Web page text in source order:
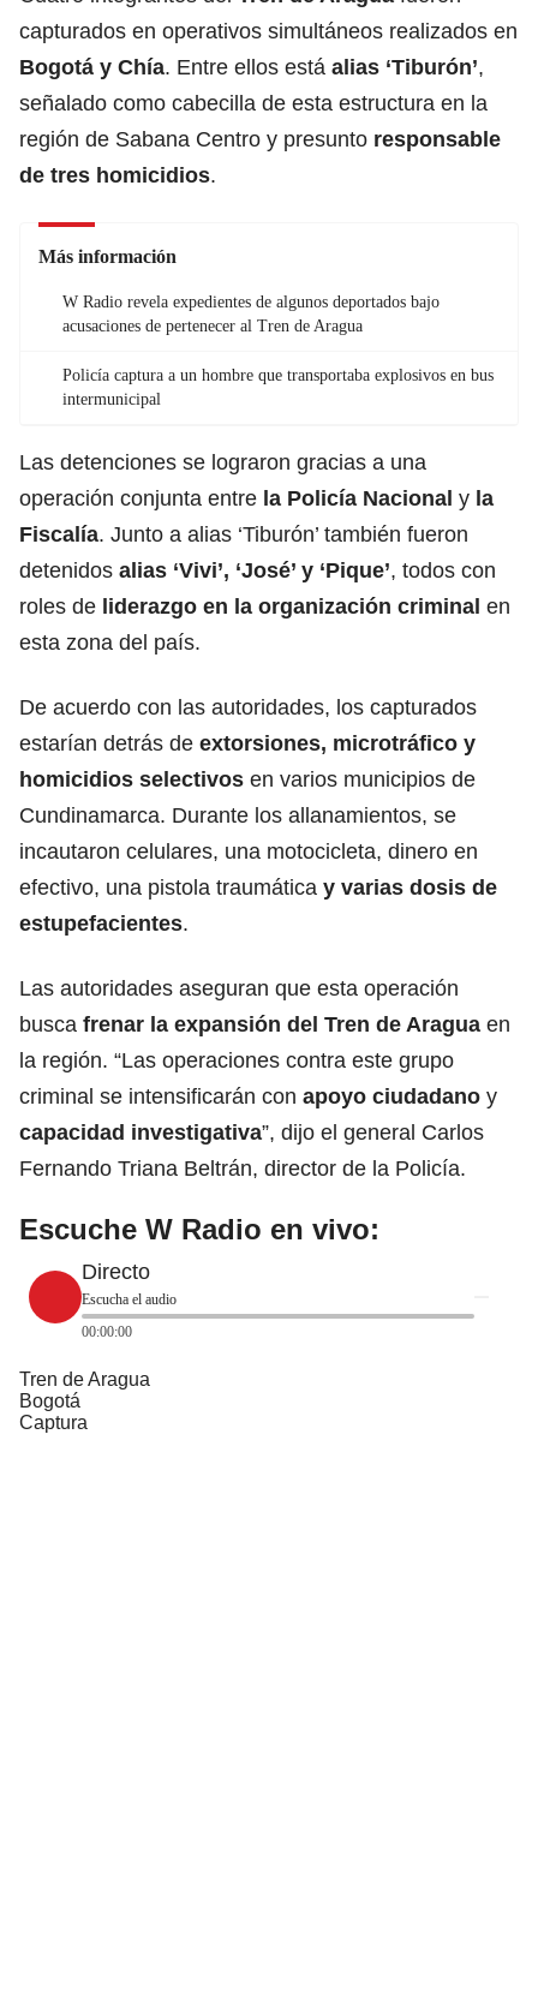
capturados en operativos simultáneos realizados en
Bogotá y Chía. Entre ellos está alias ‘Tiburón’,
señalado como cabecilla de esta estructura en la
región de Sabana Centro y presunto responsable
de tres homicidios.
Más información
W Radio revela expedientes de algunos deportados bajo
acusaciones de pertenecer al Tren de Aragua
Policía captura a un hombre que transportaba explosivos en bus
intermunicipal
Las detenciones se lograron gracias a una
operación conjunta entre la Policía Nacional y la
Fiscalía. Junto a alias ‘Tiburón’ también fueron
detenidos alias ‘Vivi’, ‘José’ y ‘Pique’, todos con
roles de liderazgo en la organización criminal en
esta zona del país.
De acuerdo con las autoridades, los capturados
estarían detrás de extorsiones, microtráfico y
homicidios selectivos en varios municipios de
Cundinamarca. Durante los allanamientos, se
incautaron celulares, una motocicleta, dinero en
efectivo, una pistola traumática y varias dosis de
estupefacientes.
Las autoridades aseguran que esta operación
busca frenar la expansión del Tren de Aragua en
la región. “Las operaciones contra este grupo
criminal se intensificarán con apoyo ciudadano y
capacidad investigativa”, dijo el general Carlos
Fernando Triana Beltrán, director de la Policía.
Escuche W Radio en vivo:
Directo
Escucha el audio
00:00:00
Tren de Aragua
Bogotá
Captura